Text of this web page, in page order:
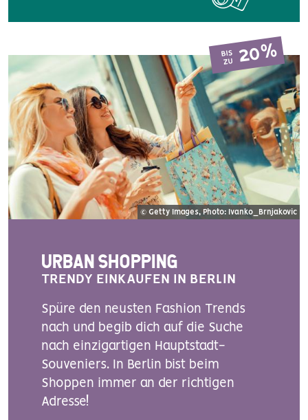
BIS
ZU 20%
© Getty Images, Photo: Ivanko_Brnjakovic
URBAN SHOPPING
TRENDY EINKAUFEN IN BERLIN
Spüre den neusten Fashion Trends
nach und begib dich auf die Suche
nach einzigartigen Hauptstadt-
Souveniers. In Berlin bist beim
Shoppen immer an der richtigen
Adresse!